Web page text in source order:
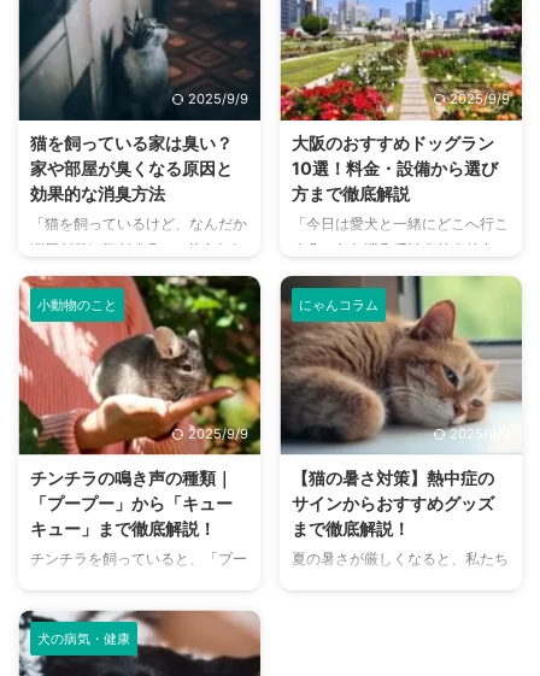
2025/9/9
猫を飼っている家は臭い？
家や部屋が臭くなる原因と
効果的な消臭方法
「猫を飼っているけど、なんだか
部屋が臭い気がする…」そんなお
悩みはありませんか？猫との暮ら
しは幸せで満ちていますが、独特
のにおいが気になるという飼い主
さんは少なくありません。 特
に、来客時などは「うちのにお
い、大丈夫かな？」と不安に感じ
てしまうこともあるでしょう。
この記事では、猫のにおいの原因
を根本から突き止め、トイレ、
体、部屋など、場所別に具体的な
消臭対策を徹底的に解説します。
さらに、猫と飼い主さん両方にと
って快適な消臭グッズの選び方ま
の情報を網羅的にご紹介します。
今 ...
2025/9/9
大阪のおすすめドッグラン
10選！料金・設備から選び
方まで徹底解説
「今日は愛犬と一緒にどこへ行こ
う？」とお悩みではありません
か？大阪には、広大な敷地でのび
のびと遊べるドッグランから、都
心でアクセスしやすい便利な施設
まで、魅力的なドッグランがたく
さんあります。 しかし、「初め
てドッグランに行くから不安」
「どの施設が愛犬に合っているか
わからない」という方も多いので
はないでしょうか。 この記事で
は、大阪府内にある人気のドッグ
ランを厳選し、料金、広さ、利用
条件、設備など、気になる情報を
網羅的に解説します。 さらに、
小動物のこと
2025/9/9
チンチラの鳴き声の種類｜
「プープー」から「キュー
キュー」まで徹底解説！
チンチラを飼っていると、「プー
まざまな鳴き声が聞こえてくるこ
とがありますよね。 チンチラは
犬や猫のように鳴き声で感情を表
にゃんコラム
2025/9/9
【猫の暑さ対策】熱中症の
サインからおすすめグッズ
まで徹底解説！
夏の暑さが厳しくなると、私たち
犬の病気・健康